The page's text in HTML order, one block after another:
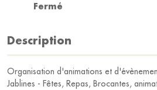
Fermé
Description
Organisation d'animations et
Jablines - Fêtes, Repas, Brocantes,